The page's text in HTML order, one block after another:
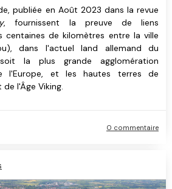
publiée en Août 2023 dans la revue
, fournissent la preuve de liens
centaines de kilomètres entre la ville
dans l'actuel land allemand du
soit la plus grande agglomération
l'Europe, et les hautes terres de
l'Âge Viking.
0 commentaire